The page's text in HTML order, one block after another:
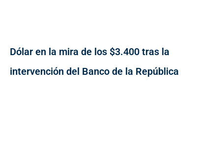
Dólar en la mira de los $3.400 tras la
intervención del Banco de la República